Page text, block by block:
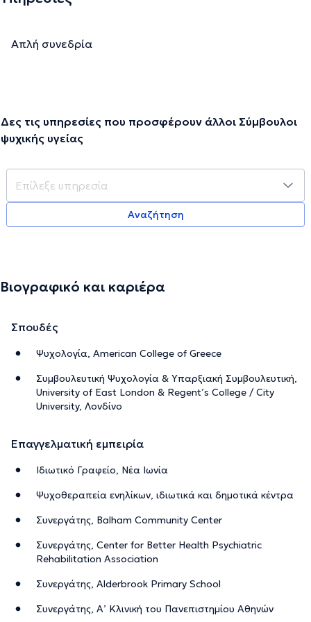
και ψυχο-εκπαιδευτικές ομάδες γονέων.
Την περιγραφή επιμελείται η ομάδα του doctoranytime βασισμένη σε
Απλή συνεδρία
Δες τις υπηρεσίες που προσφέρουν άλλοι Σύμβουλοι
ψυχικής υγείας
Αναζήτηση
Βιογραφικό και καριέρα
Σπουδές
Ψυχολογία, American College of Greece
Συμβουλευτική Ψυχολογία & Υπαρξιακή Συμβουλευτική,
University of East London & Regent’s College / City
University, Λονδίνο
Επαγγελματική εμπειρία
Ιδιωτικό Γραφείο, Νέα Ιωνία
Ψυχοθεραπεία ενηλίκων, ιδιωτικά και δημοτικά κέντρα
Συνεργάτης, Balham Community Center
Συνεργάτης, Center for Better Health Psychiatric
Rehabilitation Association
Συνεργάτης, Alderbrook Primary School
Συνεργάτης, Α’ Κλινική του Πανεπιστημίου Αθηνών